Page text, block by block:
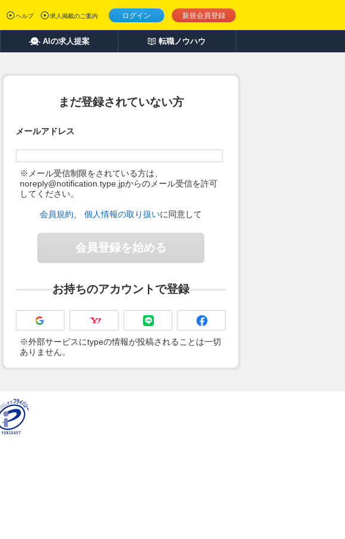
ログイン 新規会員登録
ヘルプ 求人掲載のご案内
AIの求人提案 転職ノウハウ
まだ登録されていない方
メールアドレス
※メール受信制限をされている方は、
noreply@notification.type.jpからのメール受信を許可
してください。
会員規約 個人情報の取り扱いに同意して
会員登録を始める
お持ちのアカウントで登録
※外部サービスにtypeの情報が投稿されることは一切
ありません。